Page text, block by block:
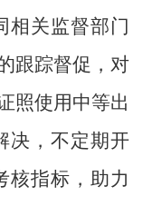
相关监督部门
跟踪督促，对
照使用中等出
决，不定期开
核指标，助力